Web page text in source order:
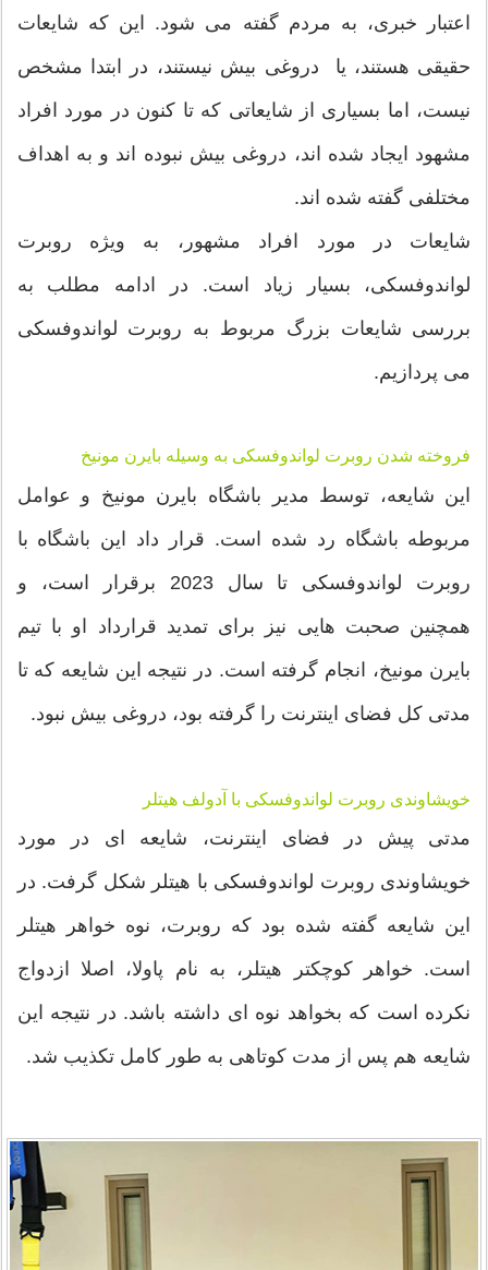
اعتبار خبری، به مردم گفته می شود. این که شایعات
حقیقی هستند، یا دروغی بیش نیستند، در ابتدا مشخص
نیست، اما بسیاری از شایعاتی که تا کنون در مورد افراد
مشهود ایجاد شده اند، دروغی بیش نبوده اند و به اهداف
مختلفی گفته شده اند.
شایعات در مورد افراد مشهور، به ویژه روبرت
لواندوفسکی، بسیار زیاد است. در ادامه مطلب به
بررسی شایعات بزرگ مربوط به روبرت لواندوفسکی
می پردازیم.
فروخته شدن روبرت لواندوفسکی به وسیله بایرن مونیخ
این شایعه، توسط مدیر باشگاه بایرن مونیخ و عوامل
مربوطه باشگاه رد شده است. قرار داد این باشگاه با
روبرت لواندوفسکی تا سال 2023 برقرار است، و
همچنین صحبت هایی نیز برای تمدید قرارداد او با تیم
بایرن مونیخ، انجام گرفته است. در نتیجه این شایعه که تا
مدتی کل فضای اینترنت را گرفته بود، دروغی بیش نبود.
خویشاوندی روبرت لواندوفسکی با آدولف هیتلر
مدتی پیش در فضای اینترنت، شایعه ای در مورد
خویشاوندی روبرت لواندوفسکی با هیتلر شکل گرفت. در
این شایعه گفته شده بود که روبرت، نوه خواهر هیتلر
است. خواهر کوچکتر هیتلر، به نام پاولا، اصلا ازدواج
نکرده است که بخواهد نوه ای داشته باشد. در نتیجه این
شایعه هم پس از مدت کوتاهی به طور کامل تکذیب شد.